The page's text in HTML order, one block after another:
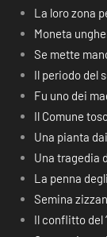
La loro zona
Moneta
Se mette
Il periodo del
Fu uno dei
Il Comune
Una pianta
Una tragedia
La penna
Semina
Il conflitto del